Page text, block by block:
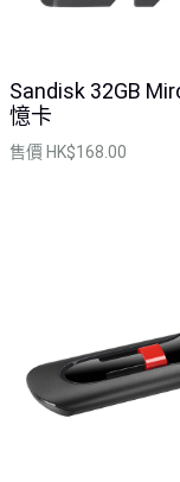
Sandisk 32GB
憶卡
售價 HK$168.00